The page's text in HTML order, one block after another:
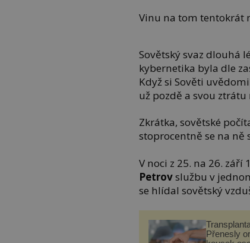
Vinu na tom tentokrát
Sovětský svaz dlouhá
kybernetika byla dle
Když si Sověti
už pozdě a svou
Zkrátka, sovětské
stoprocentně se na ně
V noci z 25. na 26.
Petrovslužbu v
se hlídal sovětský
Přenesly